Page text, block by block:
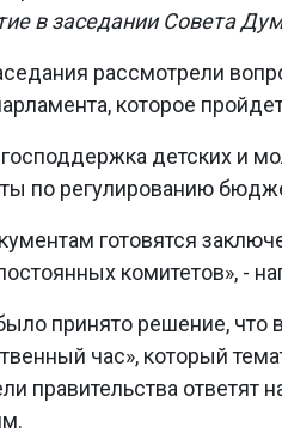
в заседании Совета
рассмотрели
которое
детских и
по регулированию
готовятся
комитетов», -
принято решение,
час», который
правительства